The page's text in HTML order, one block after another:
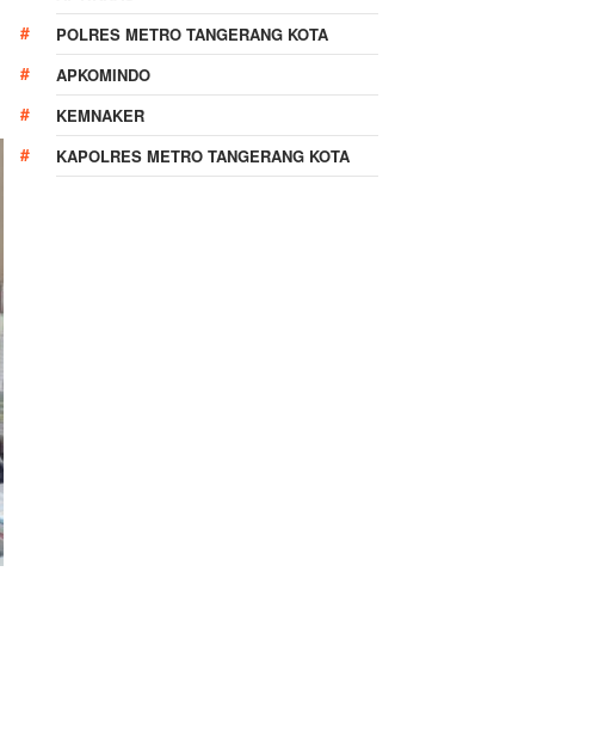
POLRES METRO TANGERANG KOTA
APKOMINDO
KEMNAKER
KAPOLRES METRO TANGERANG KOTA